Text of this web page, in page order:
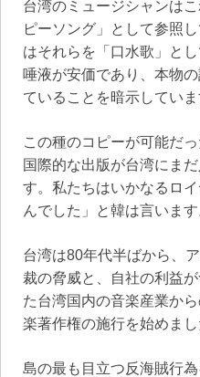
台湾のミュージシャンは
ピーソング」として参照
はそれらを「口水歌」と
唾液が安価であり、本物
ていることを暗示していま
この種のコピーが可能だ
国際的な出版が台湾にま
す。私たちはいかなるロ
んでした」と韓は言います
台湾は80年代半ばから、
裁の脅威と、自社の利益
た台湾国内の音楽産業か
楽著作権の施行を始めまし
島の最も目立つ反海賊行